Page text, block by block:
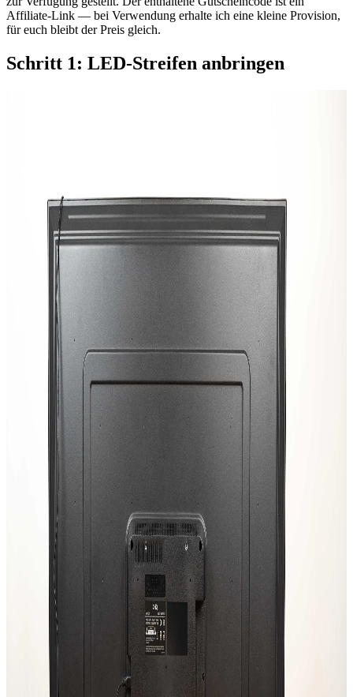
Affiliate-Link — bei Verwendung erhalte ich eine kleine Provision,
für euch bleibt der Preis gleich.
Schritt 1: LED-Streifen anbringen